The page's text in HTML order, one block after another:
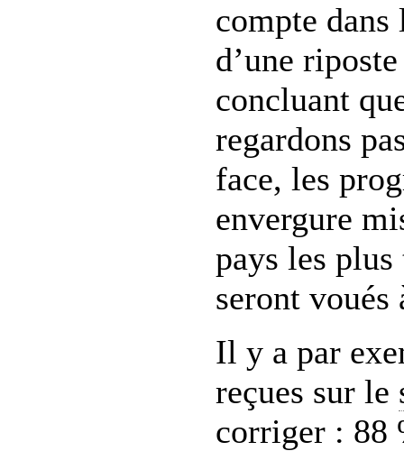
compte
d’une
concluant
regardons
face, les
envergure
pays les
seront voués
Il y a par
reçues sur le
corriger : 88